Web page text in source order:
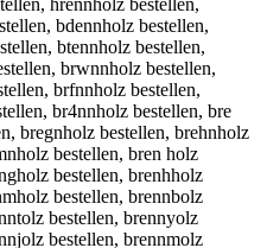
hrennholz bestellen,
bdennholz bestellen,
btennholz bestellen,
brwnnholz bestellen,
brfnnholz bestellen,
br4nnholz bestellen, bre
bregnholz bestellen, brehnholz
bestellen, bren holz
bestellen, brenhholz
bestellen, brennbolz
bestellen, brennyolz
bestellen, brennmolz